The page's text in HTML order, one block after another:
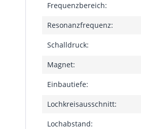
Frequenzbereich:
Resonanzfrequenz:
Schalldruck:
Magnet:
Einbautiefe:
Lochkreisausschnitt:
Lochabstand: